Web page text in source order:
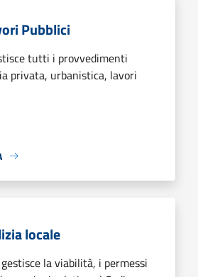
Pubblici
tutti i provvedimenti
privata, urbanistica, lavori
locale
la viabilità, i permessi